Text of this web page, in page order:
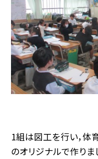
1組は図工を行い，体
のオリジナルで作りま